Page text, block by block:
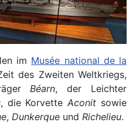
im Musée national de la
des Zweiten Weltkriegs,
Béarn, der Leichter
, die KorvetteAconit sowie
, Dunkerque und Richelieu.